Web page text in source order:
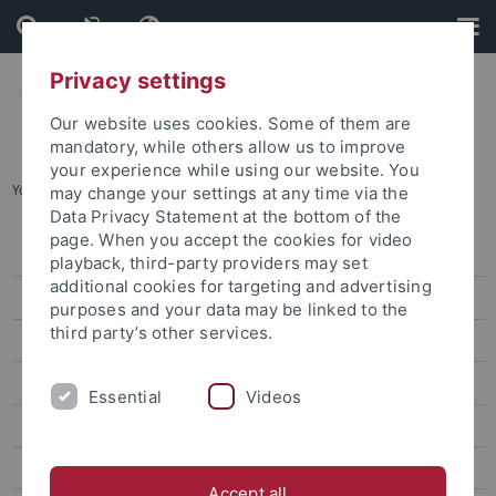
Skip
to
content
Skip
to
footer
You are here: Startseite ... "audit familiengerechte hochschule"
Policies - Strategien
"audit familiengerechte hochschule"
Diversitätsstrategie
Diversity Audit
Service
Privacy settings
Our website uses cookies. Some of them are
mandatory, while others allow us to improve
your experience while using our website. You
may change your settings at any time via the
Data Privacy Statement at the bottom of the
page. When you accept the cookies for video
playback, third-party providers may set
additional cookies for targeting and advertising
purposes and your data may be linked to the
third party’s other services.
Essential Videos